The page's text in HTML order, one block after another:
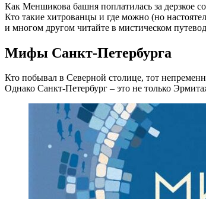
Как Меншикова башня поплатилась за дерзкое
Кто такие хитрованцы и где можно (но
и многом другом читайте в мистическом
Мифы Санкт-Петербурга
Кто побывал в Северной столице, тот
Однако Санкт-Петербург – это не только